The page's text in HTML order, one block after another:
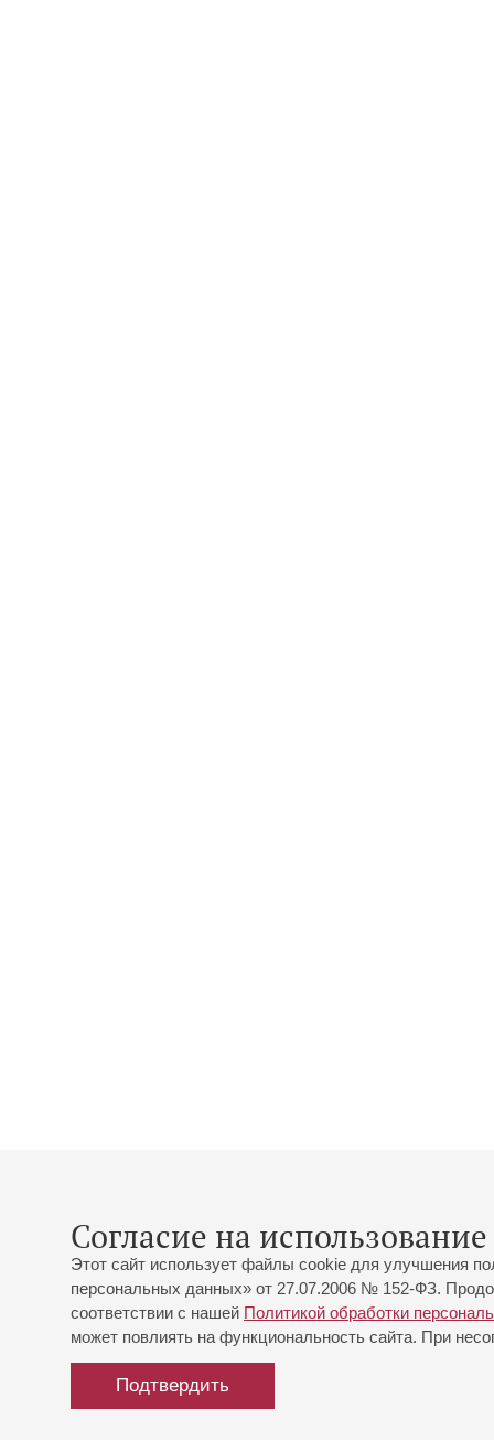
Согласие на
Этот сайт использует файлы cookie для улучшения
персональных данных» от 27.07.2006 № 152-ФЗ.
соответствии с нашей Политикой обработки
может повлиять на функциональность сайта. При
Подтвердить